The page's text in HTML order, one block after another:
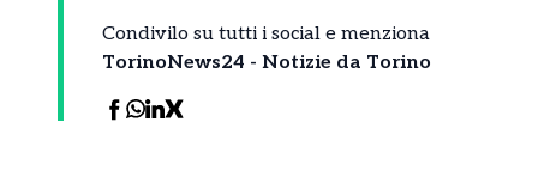
Condivilo su tutti i social e menziona
TorinoNews24 - Notizie da Torino